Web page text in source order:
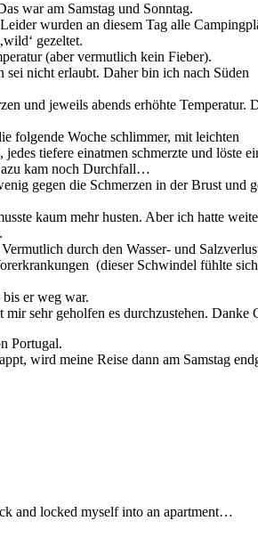
war am Samstag und Sonntag.
wurden an diesem Tag alle
gezeltet.
(aber vermutlich kein Fieber).
nicht erlaubt. Daher bin ich nach Süden
und jeweils abends erhöhte Temperatur.
folgende Woche schlimmer, mit leichten
tiefere einatmen schmerzte und löste
kam noch Durchfall…
gegen die Schmerzen in der Brust und
kaum mehr husten. Aber ich hatte
durch den Wasser- und
(dieser Schwindel fühlte
er weg war.
sehr geholfen es durchzustehen. Danke
Portugal.
wird meine Reise dann am Samstag
and locked myself into an apartment…